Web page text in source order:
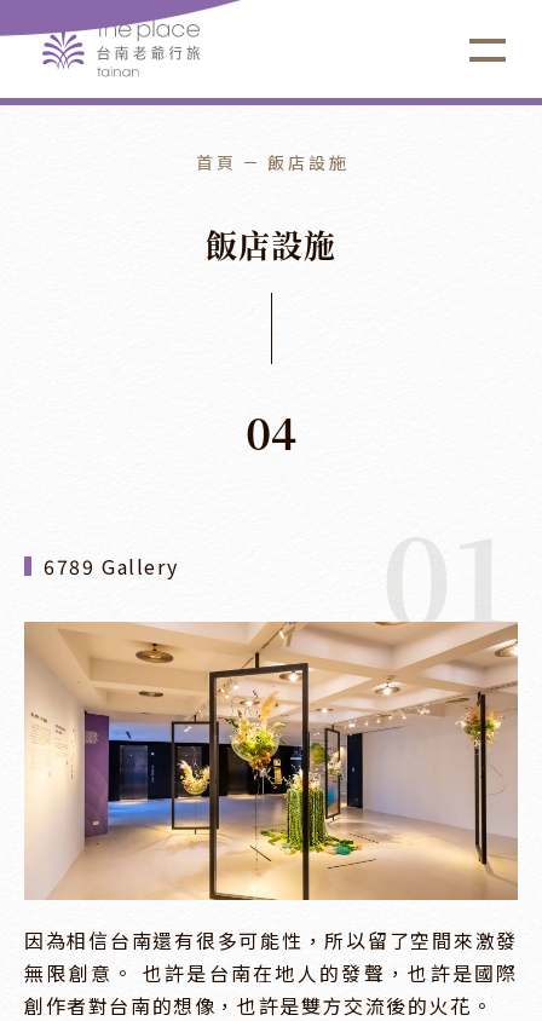
首頁 飯店設施
飯店設施
04
6789 Gallery 01
因為相信台南還有很多可能性，所以留了空間來激發
無限創意。 也許是台南在地人的發聲，也許是國際
創作者對台南的想像，也許是雙方交流後的火花。